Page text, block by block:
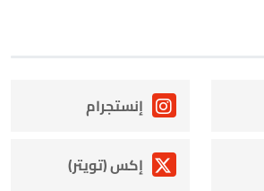
إنستجرام
إكس (تويتر)